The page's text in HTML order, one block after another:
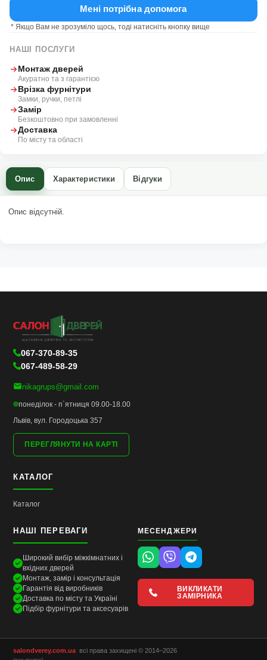
Мені потрібна допомога
* Якщо Вам не зрозуміло щось, тоді натисніть кнопку вище
НАШІ ПОСЛУГИ
Монтаж дверей
Акуратно та з гарантією
Врізка фурнітури
Замки, ручки, петлі
Замір
Безкоштовно при замовленні
Доставка
По місту та області
Опис Характеристики Відгуки
Опис відсутній.
067-370-89-35
067-489-58-29
nikagrups@gmail.com
понеділок - п`ятниця 09.00-18.00
Львів, вул. Городоцька 357
ПЕРЕГЛЯНУТИ НА КАРТІ
КАТАЛОГ
Каталог
НАШІ ПЕРЕВАГИ
Широкий вибір міжкімнатних і
вхідних дверей
Монтаж, замір і консультація
Гарантія від виробників
Доставка по місту та Україні
Підбір фурнітури та аксесуарів
МЕСЕНДЖЕРИ
ВИКЛИКАТИ
ЗАМІРНИКА
salondverey.com.ua всі права захищені © 2014–2026